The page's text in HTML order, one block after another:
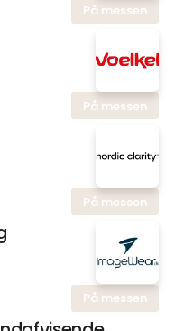
På messen
På messen
På messen
På messen